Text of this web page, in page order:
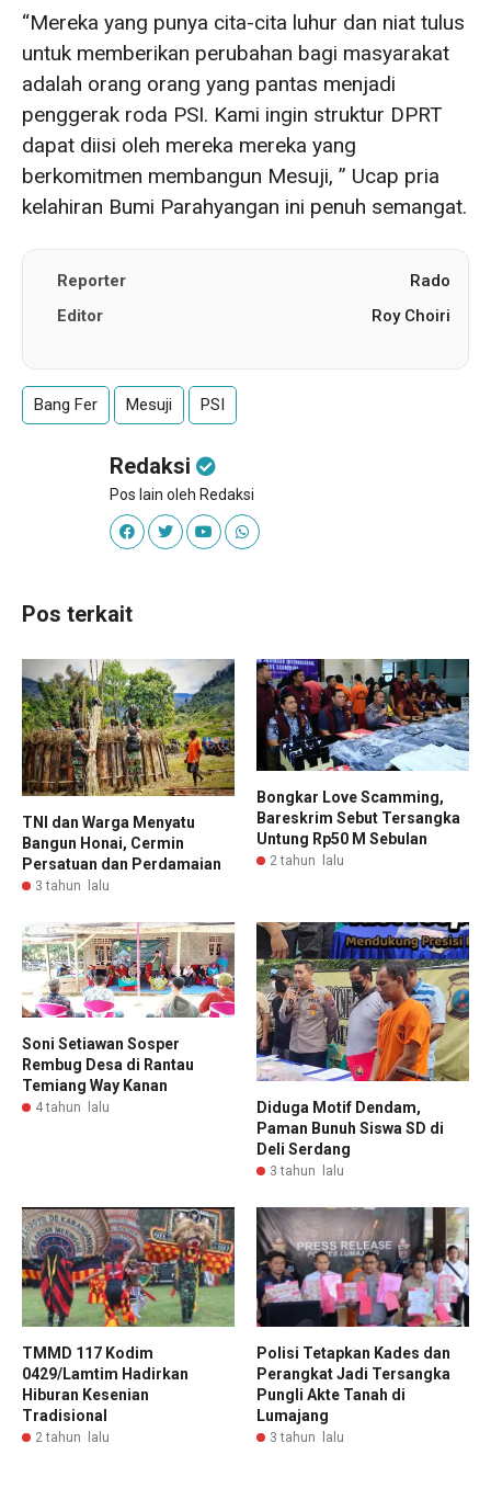
“Mereka yang punya cita-cita luhur dan niat tulus
untuk memberikan perubahan bagi masyarakat
adalah orang orang yang pantas menjadi
penggerak roda PSI. Kami ingin struktur DPRT
dapat diisi oleh mereka mereka yang
berkomitmen membangun Mesuji, ” Ucap pria
kelahiran Bumi Parahyangan ini penuh semangat.
Reporter
Rado
Editor
Roy Choiri
Bang Fer Mesuji PSI
Redaksi
Pos lain oleh Redaksi
Pos terkait
TNI dan Warga Menyatu
Bangun Honai, Cermin
Persatuan dan Perdamaian
3 tahun lalu
Bongkar Love Scamming,
Bareskrim Sebut Tersangka
Untung Rp50 M Sebulan
2 tahun lalu
Soni Setiawan Sosper
Rembug Desa di Rantau
Temiang Way Kanan
4 tahun lalu
Diduga Motif Dendam,
Paman Bunuh Siswa SD di
Deli Serdang
3 tahun lalu
TMMD 117 Kodim
0429/Lamtim Hadirkan
Hiburan Kesenian
Tradisional
2 tahun lalu
Polisi Tetapkan Kades dan
Perangkat Jadi Tersangka
Pungli Akte Tanah di
Lumajang
3 tahun lalu